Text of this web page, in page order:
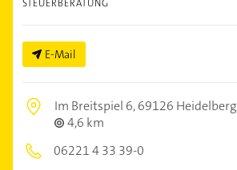
STEUERBERATUNG
E-Mail
Im Breitspiel 6,69126 Heidelberg
4,6 km
06221 4 33 39-0